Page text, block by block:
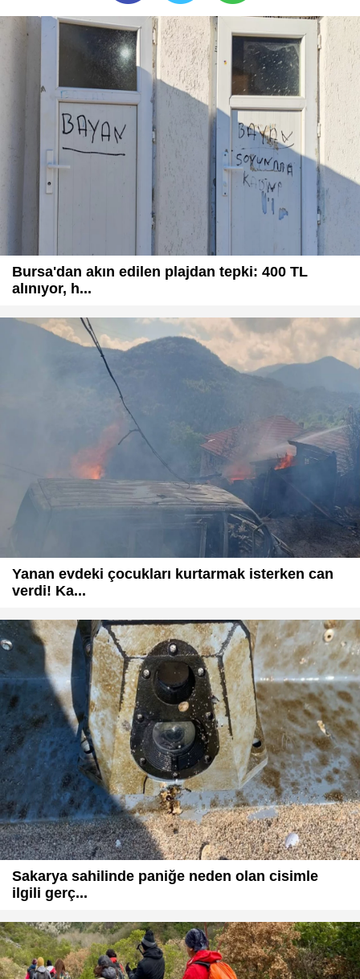
Bursa'dan akın edilen plajdan tepki: 400 TL
alınıyor, h...
Yanan evdeki çocukları kurtarmak isterken can
verdi! Ka...
Sakarya sahilinde paniğe neden olan cisimle
ilgili gerç...